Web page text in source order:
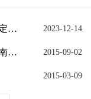
《关于消耗臭氧层物质的蒙特利尔议定书》及其修正案 2023-12-14
《危险化学品目录（2015版）实施指南》（试行） 2015-09-02
2015-03-09